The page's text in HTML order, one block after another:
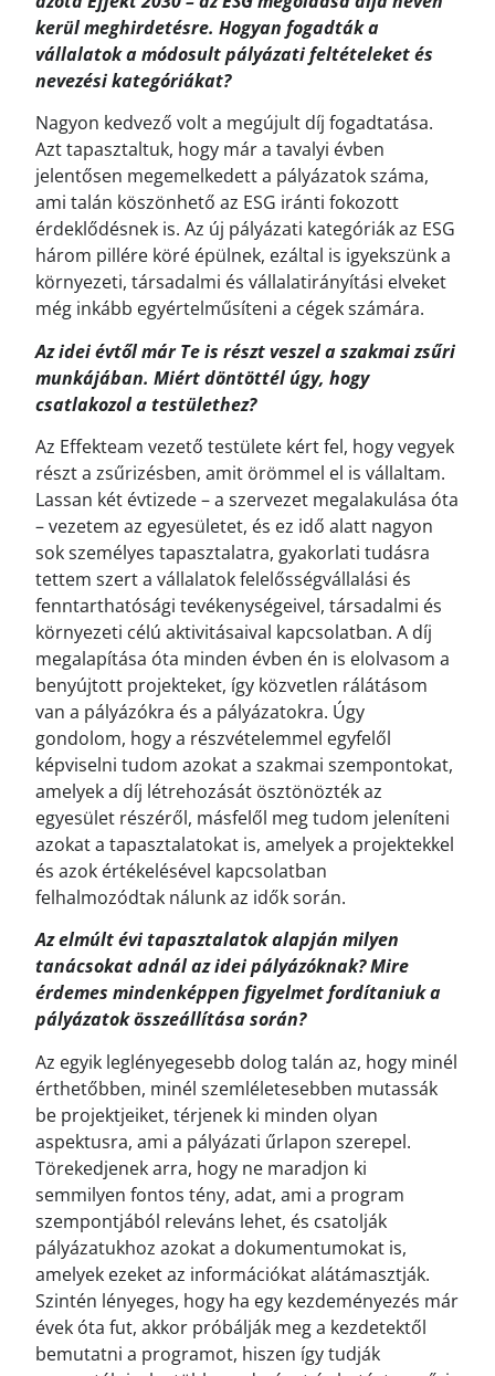
kerül meghirdetésre. Hogyan fogadták a
vállalatok a módosult pályázati feltételeket és
nevezési kategóriákat?
Nagyon kedvező volt a megújult díj fogadtatása.
Azt tapasztaltuk, hogy már a tavalyi évben
jelentősen megemelkedett a pályázatok száma,
ami talán köszönhető az ESG iránti fokozott
érdeklődésnek is. Az új pályázati kategóriák az ESG
három pillére köré épülnek, ezáltal is igyekszünk a
környezeti, társadalmi és vállalatirányítási elveket
még inkább egyértelműsíteni a cégek számára.
Az idei évtől már Te is részt veszel a szakmai zsűri
munkájában. Miért döntöttél úgy, hogy
csatlakozol a testülethez?
Az Effekteam vezető testülete kért fel, hogy vegyek
részt a zsűrizésben, amit örömmel el is vállaltam.
Lassan két évtizede – a szervezet megalakulása óta
– vezetem az egyesületet, és ez idő alatt nagyon
sok személyes tapasztalatra, gyakorlati tudásra
tettem szert a vállalatok felelősségvállalási és
fenntarthatósági tevékenységeivel, társadalmi és
környezeti célú aktivitásaival kapcsolatban. A díj
megalapítása óta minden évben én is elolvasom a
benyújtott projekteket, így közvetlen rálátásom
van a pályázókra és a pályázatokra. Úgy
gondolom, hogy a részvételemmel egyfelől
képviselni tudom azokat a szakmai szempontokat,
amelyek a díj létrehozását ösztönözték az
egyesület részéről, másfelől meg tudom jeleníteni
azokat a tapasztalatokat is, amelyek a projektekkel
és azok értékelésével kapcsolatban
felhalmozódtak nálunk az idők során.
Az elmúlt évi tapasztalatok alapján milyen
tanácsokat adnál az idei pályázóknak? Mire
érdemes mindenképpen figyelmet fordítaniuk a
pályázatok összeállítása során?
Az egyik leglényegesebb dolog talán az, hogy minél
érthetőbben, minél szemléletesebben mutassák
be projektjeiket, térjenek ki minden olyan
aspektusra, ami a pályázati űrlapon szerepel.
Törekedjenek arra, hogy ne maradjon ki
semmilyen fontos tény, adat, ami a program
szempontjából releváns lehet, és csatolják
pályázatukhoz azokat a dokumentumokat is,
amelyek ezeket az információkat alátámasztják.
Szintén lényeges, hogy ha egy kezdeményezés már
évek óta fut, akkor próbálják meg a kezdetektől
bemutatni a programot, hiszen így tudják